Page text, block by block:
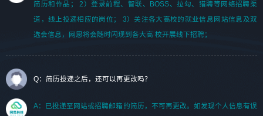
简历和作品； 2）登录前程、智联、BOSS、拉勾、猎聘等网络招聘渠
道，线上投递相应的岗位； 3）关注各大高校的就业信息网站信息及双
选会信息，网思将会随时闪现到各大高 校开展线下招聘；
Q：简历投递之后，还可以再更改吗？
A：已投递至网站或招聘邮箱的简历，不可再更改。如发现个人信息有误